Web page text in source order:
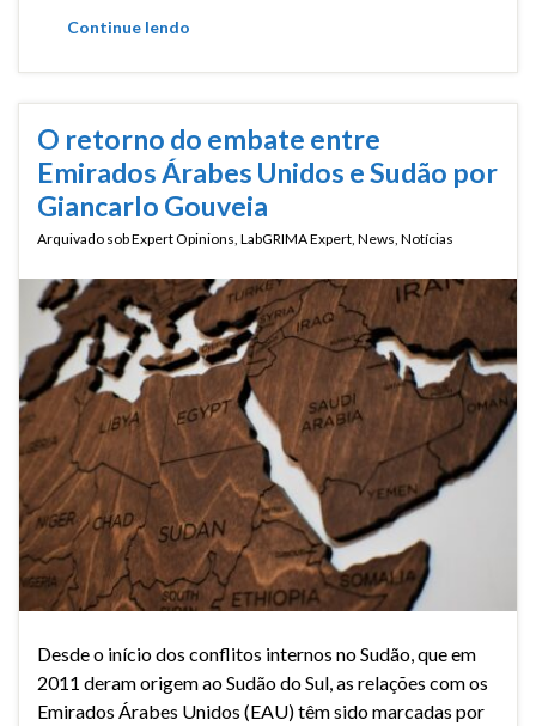
Continue lendo
O retorno do embate entre
Emirados Árabes Unidos e Sudão por
Giancarlo Gouveia
Arquivado sobExpert Opinions, LabGRIMA Expert, News, Notícias
Desde o início dos conflitos internos no Sudão, que em
2011 deram origem ao Sudão do Sul, as relações com os
Emirados Árabes Unidos (EAU) têm sido marcadas por